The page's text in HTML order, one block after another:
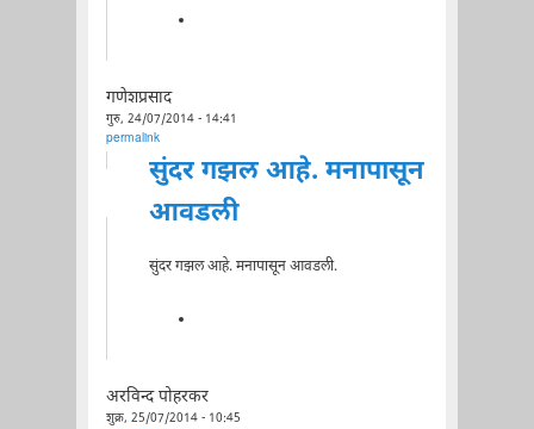
गणेशप्रसाद
गुरु, 24/07/2014 - 14:41
permalink
सुंदर गझल आहे. मनापासून
आवडली
सुंदर गझल आहे. मनापासून आवडली.
अरविन्द पोहरकर
शुक्र, 25/07/2014 - 10:45